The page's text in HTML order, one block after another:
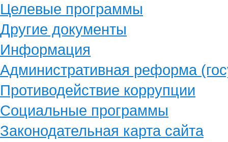
Целевые программы
Другие документы
Информация
Административная реформа
Противодействие коррупции
Социальные программы
Законодательная карта сайта